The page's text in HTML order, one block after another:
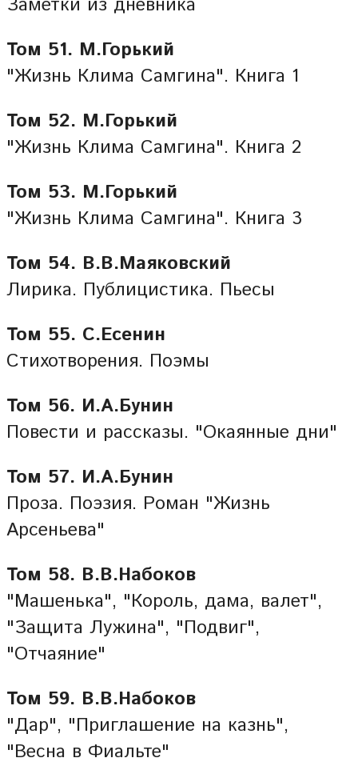
Том 51. М.Горький
"Жизнь Клима Самгина". Книга 1
Том 52. М.Горький
"Жизнь Клима Самгина". Книга 2
Том 53. М.Горький
"Жизнь Клима Самгина". Книга 3
Том 54. В.В.Маяковский
Лирика. Публицистика. Пьесы
Том 55. С.Есенин
Стихотворения. Поэмы
Том 56. И.А.Бунин
Повести и рассказы. "Окаянные дни"
Том 57. И.А.Бунин
Проза. Поэзия. Роман "Жизнь
Арсеньева"
Том 58. В.В.Набоков
"Машенька", "Король, дама, валет",
"Защита Лужина", "Подвиг",
"Отчаяние"
Том 59. В.В.Набоков
"Дар", "Приглашение на казнь",
"Весна в Фиальте"